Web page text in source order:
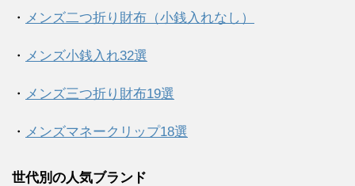
・ メンズ二つ折り財布（小銭入れなし）
・ メンズ小銭入れ32選
・ メンズ三つ折り財布19選
・ メンズマネークリップ18選
世代別の人気ブランド